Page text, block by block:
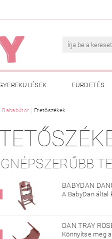
FÜRDETÉS
VÁSÁRLÁSI
A MEGFELELŐ MÉRET
Bababútor Etetőszékek
BABYDAN
A BabyDan által
DAN TRAY
Könnyítse meg